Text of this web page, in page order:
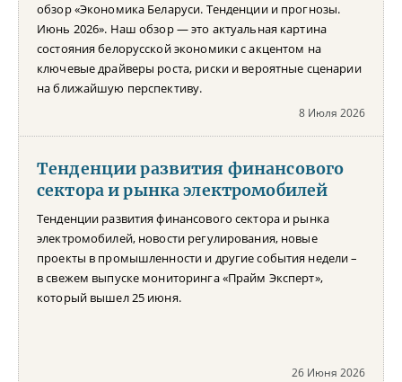
обзор «Экономика Беларуси. Тенденции и прогнозы.
Июнь 2026». Наш обзор — это актуальная картина
состояния белорусской экономики с акцентом на
ключевые драйверы роста, риски и вероятные сценарии
на ближайшую перспективу.
8 Июля 2026
Тенденции развития финансового
сектора и рынка электромобилей
Тенденции развития финансового сектора и рынка
электромобилей, новости регулирования, новые
проекты в промышленности и другие события недели –
в свежем выпуске мониторинга «Прайм Эксперт»,
который вышел 25 июня.
26 Июня 2026